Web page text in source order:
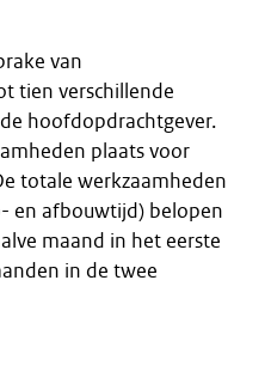
van
tien verschillende
hoofdopdrachtgever.
plaats voor
totale werkzaamheden
en afbouwtijd) belopen
maand in het eerste
in de twee